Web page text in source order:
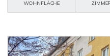
WOHNFLÄCHE